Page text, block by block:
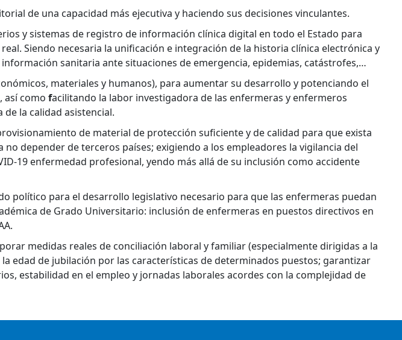
de una capacidad más ejecutiva y haciendo sus decisiones vinculantes.
y sistemas de registro de información clínica digital en todo el Estado para
Siendo necesaria la unificación e integración de la historia clínica electrónica y
sanitaria ante situaciones de emergencia, epidemias, catástrofes,…
materiales y humanos), para aumentar su desarrollo y potenciando el
así como facilitando la labor investigadora de las enfermeras y enfermeros
la calidad asistencial.
de material de protección suficiente y de calidad para que exista
depender de terceros países; exigiendo a los empleadores la vigilancia del
19 enfermedad profesional, yendo más allá de su inclusión como accidente
político para el desarrollo legislativo necesario para que las enfermeras puedan
de Grado Universitario: inclusión de enfermeras en puestos directivos en
medidas reales de conciliación laboral y familiar (especialmente dirigidas a la
edad de jubilación por las características de determinados puestos; garantizar
estabilidad en el empleo y jornadas laborales acordes con la complejidad de